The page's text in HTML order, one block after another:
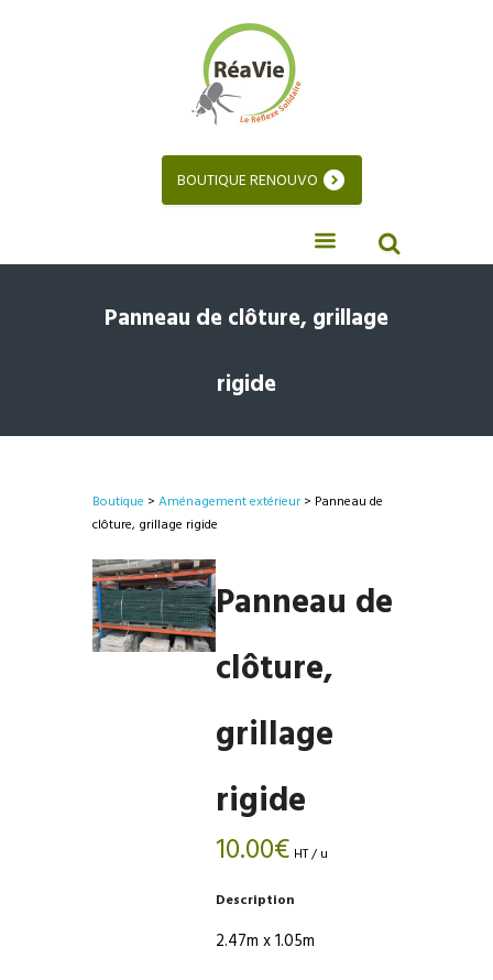
BOUTIQUE RENOUVO
Panneau de clôture, grillage
rigide
Boutique > Aménagement extérieur > Panneau de
clôture, grillage rigide
Panneau de
clôture,
grillage
rigide
10.00€ HT / u
Description
2.47m x 1.05m